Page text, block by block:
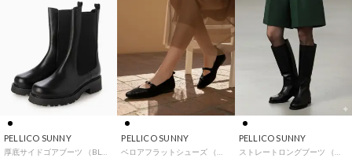
PELLICO SUNNY PELLICO SUNNY PELLICO SUNNY